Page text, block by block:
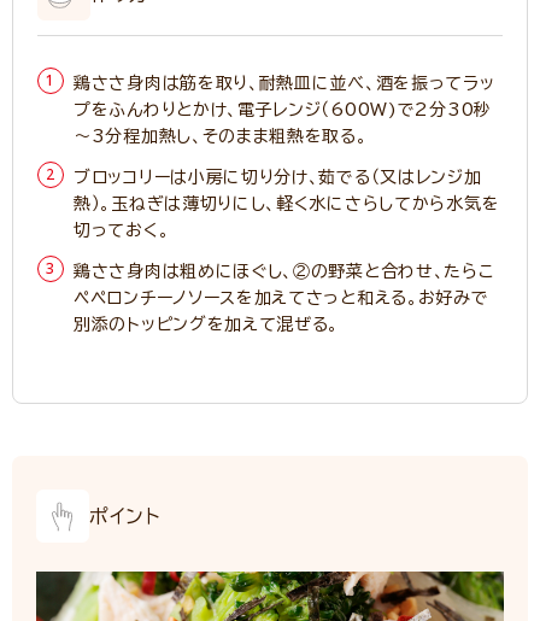
鶏ささ身肉は筋を取り、耐熱皿に並べ、酒を振ってラッ
プをふんわりとかけ、電子レンジ（600W)で2分30秒
～3分程加熱し、そのまま粗熱を取る。
ブロッコリーは小房に切り分け、茹でる（又はレンジ加
熱）。玉ねぎは薄切りにし、軽く水にさらしてから水気を
切っておく。
鶏ささ身肉は粗めにほぐし、②の野菜と合わせ、たらこ
ペペロンチーノソースを加えてさっと和える。お好みで
別添のトッピングを加えて混ぜる。
ポイント